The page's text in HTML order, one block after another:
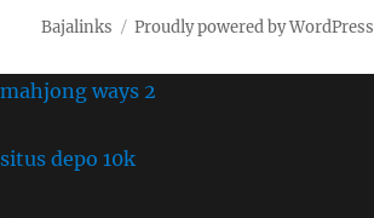
Bajalinks Proudly powered by WordPress
mahjong ways 2
situs depo 10k